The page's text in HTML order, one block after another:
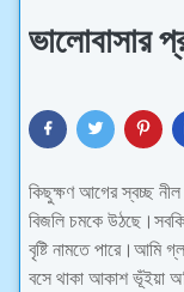
ভালোবাসার
কিছুক্ষণ আগের স্বচ্ছ
বিজলি চমকে
বৃষ্টি নামতে পারে।আমি
বসে থাকা আকাশ ভূঁইয়া